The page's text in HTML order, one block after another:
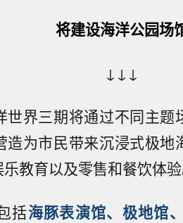
将建设海洋公园场
↓↓↓
世界三期将通过不同主
造为市民带来沉浸式极
教育以及零售和餐饮体验
括海豚表演馆、极地馆